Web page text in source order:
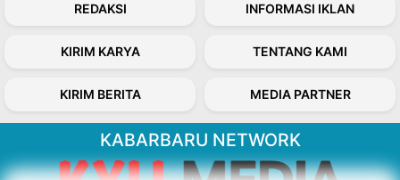
REDAKSI INFORMASI IKLAN
KIRIM KARYA TENTANG KAMI
KIRIM BERITA MEDIA PARTNER
KABARBARU NETWORK